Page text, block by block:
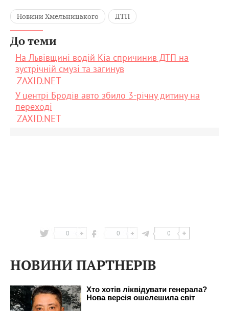
Новини Хмельницького ДТП
До теми
На Львівщині водій Kia спричинив ДТП на
зустрічній смузі та загинув
ZAXID.NET
У центрі Бродів авто збило 3-річну дитину на
переході
ZAXID.NET
0 0 0
НОВИНИ ПАРТНЕРІВ